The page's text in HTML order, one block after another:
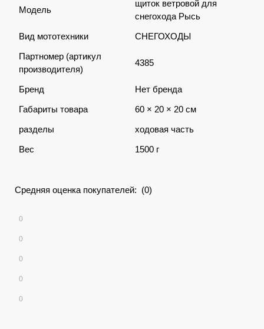
Модель
щиток ветровой для
снегохода Рысь
Вид мототехники
СНЕГОХОДЫ
Партномер (артикул
производителя)
4385
Бренд
Нет бренда
Габариты товара
60 × 20 × 20 см
разделы
ходовая часть
Вес
1500 г
Средняя оценка покупателей: (0)
0
0
0
0
0